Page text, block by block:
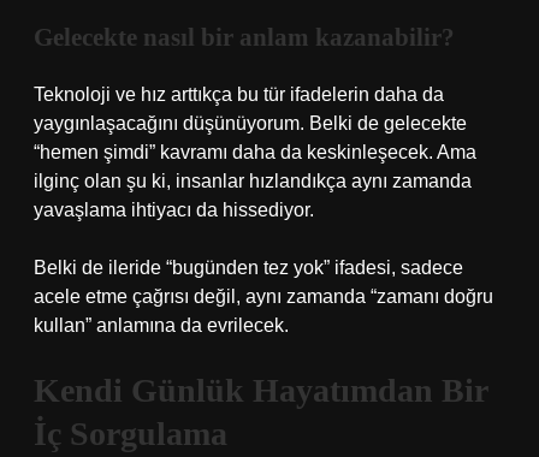
Gelecekte nasıl bir anlam kazanabilir?
Teknoloji ve hız arttıkça bu tür ifadelerin daha da
yaygınlaşacağını düşünüyorum. Belki de gelecekte
“hemen şimdi” kavramı daha da keskinleşecek. Ama
ilginç olan şu ki, insanlar hızlandıkça aynı zamanda
yavaşlama ihtiyacı da hissediyor.
Belki de ileride “bugünden tez yok” ifadesi, sadece
acele etme çağrısı değil, aynı zamanda “zamanı doğru
kullan” anlamına da evrilecek.
Kendi Günlük Hayatımdan Bir
İç Sorgulama